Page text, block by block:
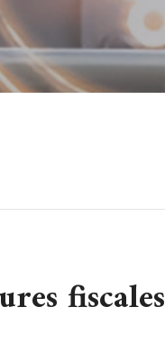
fiscales